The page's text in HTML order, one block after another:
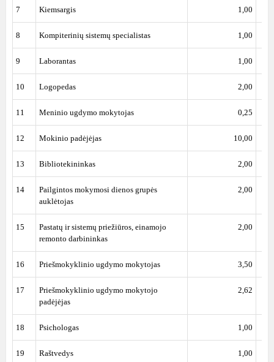
7 Kiemsargis 1,00
8 Kompiterinių sistemų specialistas 1,00
9 Laborantas 1,00
10 Logopedas 2,00
11 Meninio ugdymo mokytojas 0,25
12 Mokinio padėjėjas 10,00
13 Bibliotekininkas 2,00
14
Pailgintos mokymosi dienos grupės
auklėtojas
2,00
15
Pastatų ir sistemų priežiūros, einamojo
remonto darbininkas
2,00
16 Priešmokyklinio ugdymo mokytojas 3,50
17
Priešmokyklinio ugdymo mokytojo
padėjėjas
2,62
18 Psichologas 1,00
19 Raštvedys 1,00